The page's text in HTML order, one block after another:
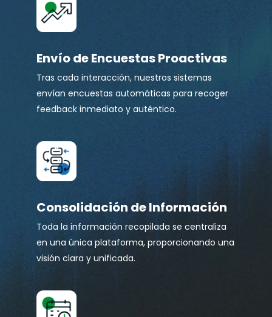
Envío de Encuestas Proactivas
Tras cada interacción, nuestros sistemas
envían encuestas automáticas para recoger
feedback inmediato y auténtico.
Consolidación de Información
Toda la información recopilada se centraliza
en una única plataforma, proporcionando una
visión clara y unificada.